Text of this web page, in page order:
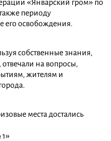
«Январский гром» по
периоду
его освобождения.
собственные знания,
отвечали на вопросы,
жителям и
места достались